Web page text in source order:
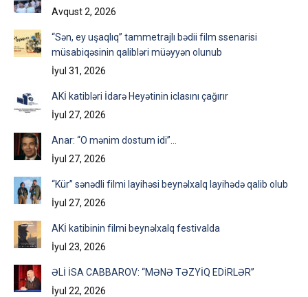
Avqust 2, 2026
“Sən, ey uşaqlıq” tammetrajlı bədii film ssenarisi
müsabiqəsinin qalibləri müəyyən olunub
İyul 31, 2026
AKİ katibləri İdarə Heyətinin iclasını çağırır
İyul 27, 2026
Anar: “O mənim dostum idi”…
İyul 27, 2026
“Kür” sənədli filmi layihəsi beynəlxalq layihədə qalib olub
İyul 27, 2026
AKİ katibinin filmi beynəlxalq festivalda
İyul 23, 2026
ƏLİ İSA CABBAROV: “MƏNƏ TƏZYİQ EDİRLƏR”
İyul 22, 2026